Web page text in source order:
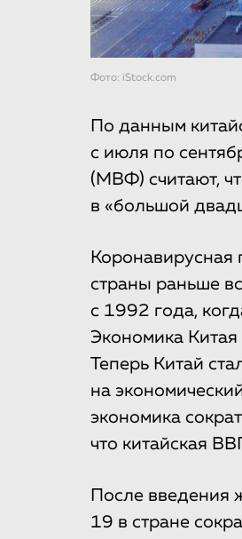
Фото: iStock.com
По данным
с июля по
(МВФ) считают,
в «большой
Коронавирусная
страны раньше
с 1992 года,
Экономика Китая
Теперь Китай
на
экономика
что китайская
После введения
19 в стране